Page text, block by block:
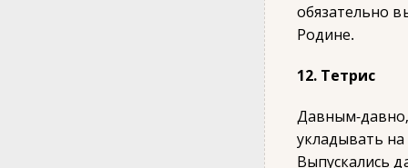
обязательно
Родине.
12. Тетрис
Давным-
укладывать
Выпускались